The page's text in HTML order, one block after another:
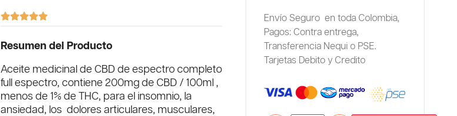

Resumen del Producto
Aceite medicinal de CBD de espectro completo
full espectro, contiene 200mg de CBD / 100ml ,
menos de 1% de THC, para el insomnio, la
ansiedad, los dolores articulares, musculares,
Envío Seguro en toda Colombia,
Pagos: Contra entrega,
Transferencia Nequi o PSE.
Tarjetas Debito y Credito